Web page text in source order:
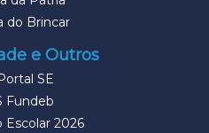
do Brincar
e Outros
SE
Fundeb
Escolar 2026